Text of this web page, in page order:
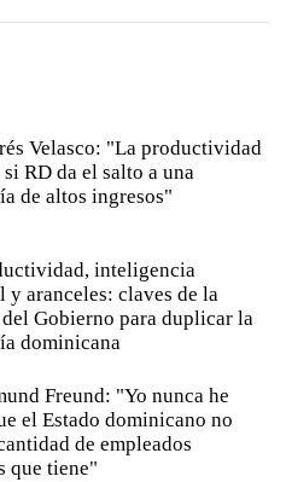
Velasco: "La productividad
RD da el salto a una
de altos ingresos"
inteligencia
aranceles: claves de la
del Gobierno para duplicar la
dominicana
Freund: "Yo nunca he
el Estado dominicano no
de empleados
que tiene"